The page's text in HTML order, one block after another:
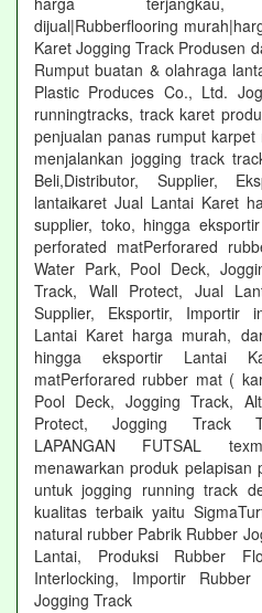
dijual|Rubberflooring
Karet Jogging Track Produsen
Rumput buatan & olahraga
Plastic Produces Co., Ltd.
runningtracks, track karet
penjualan panas rumput
menjalankan jogging track
Beli,Distributor, Supplier,
lantaikaret Jual Lantai Karet
supplier, toko, hingga
perforated matPerforared
Water Park, Pool Deck,
Track, Wall Protect, Jual
Supplier, Eksportir, Importir
Lantai Karet harga murah,
hingga eksportir Lantai
matPerforared rubber mat (
Pool Deck, Jogging Track,
Protect, Jogging Track
LAPANGAN FUTSAL
menawarkan produk pelapisan
untuk jogging running track
kualitas terbaik yaitu
natural rubber Pabrik Rubber
Lantai, Produksi Rubber
Interlocking, Importir
Jogging Track